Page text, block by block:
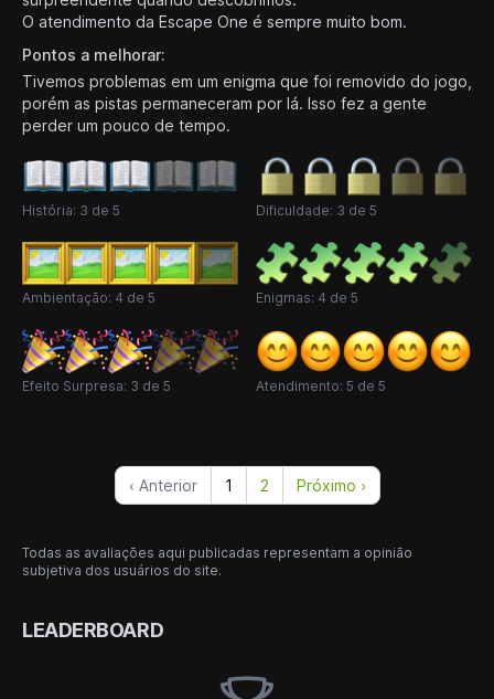
O atendimento da Escape One é sempre muito bom.
Pontos a melhorar:
Tivemos problemas em um enigma que foi removido do jogo,
porém as pistas permaneceram por lá. Isso fez a gente
perder um pouco de tempo.
História: 3 de 5 Dificuldade: 3 de 5
Ambientação: 4 de 5 Enigmas: 4 de 5
Efeito Surpresa: 3 de 5 Atendimento: 5 de 5
‹ Anterior 1 2 Próximo ›
Todas as avaliações aqui publicadas representam a opinião
subjetiva dos usuários do site.
LEADERBOARD